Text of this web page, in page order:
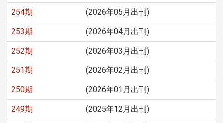
254期 (2026年05月出刊)
253期 (2026年04月出刊)
252期 (2026年03月出刊)
251期 (2026年02月出刊)
250期 (2026年01月出刊)
249期 (2025年12月出刊)